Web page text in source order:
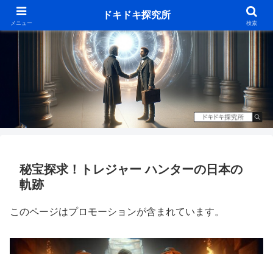
秘宝探求！トレジャー ハンターの日本の
軌跡
このページはプロモーションが含まれています。
メニュー
ドキドキ探究所
検索